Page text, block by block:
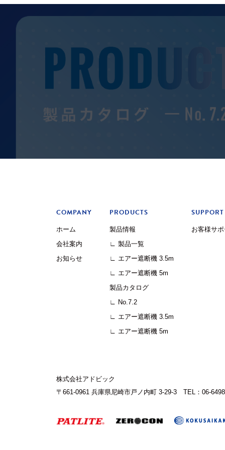
COMPANY
ホーム
会社案内
お知らせ
PRODUCTS
製品情報
∟ 製品一覧
∟ エアー遮断機 3.5m
∟ エアー遮断機 5m
製品カタログ
∟ No.7.2
∟ エアー遮断機 3.5m
∟ エアー遮断機 5m
SUPPORT
お客様サ
株式会社アドビック
〒661-0961 兵庫県尼崎市戸ノ内町 3-29-3 TEL：06-